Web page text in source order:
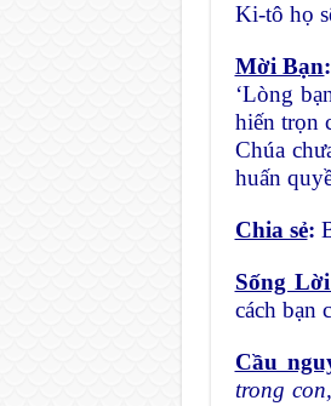
Ki-tô họ
Mời Bạn:
‘Lòng
hiến trọn
Chúa
huấn
Chia sẻ:
Sống
cách bạn
Cầu
trong con